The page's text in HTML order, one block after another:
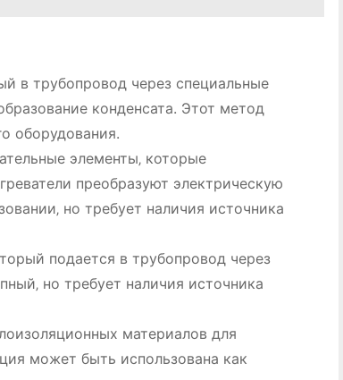
в трубопровод через специальные
конденсата. Этот метод
оборудования.
элементы‚ которые
преобразуют электрическую
но требует наличия источника
подается в трубопровод через
но требует наличия источника
материалов для
может быть использована как